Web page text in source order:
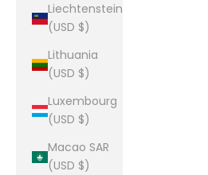
Liechtenstein
(USD $)
Lithuania
(USD $)
Luxembourg
(USD $)
Macao SAR
(USD $)